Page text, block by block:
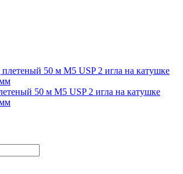
50 м М5 USP 2 игла на катушке